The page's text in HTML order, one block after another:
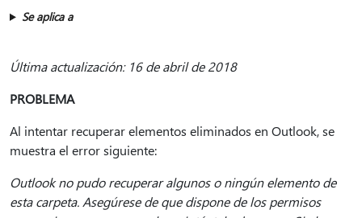
Se aplica a
Última actualización: 16 de abril de 2018
PROBLEMA
Al intentar recuperar elementos eliminados en Outlook, se
muestra el error siguiente:
Outlook no pudo recuperar algunos o ningún elemento de
esta carpeta. Asegúrese de que dispone de los permisos